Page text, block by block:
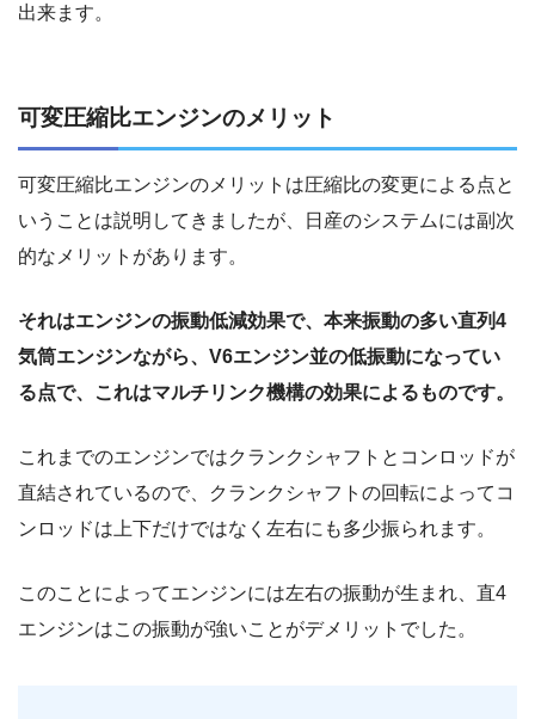
出来ます。
可変圧縮比エンジンのメリット
可変圧縮比エンジンのメリットは圧縮比の変更による点と
いうことは説明してきましたが、日産のシステムには副次
的なメリットがあります。
それはエンジンの振動低減効果で、本来振動の多い直列4
気筒エンジンながら、V6エンジン並の低振動になってい
る点で、これはマルチリンク機構の効果によるものです。
これまでのエンジンではクランクシャフトとコンロッドが
直結されているので、クランクシャフトの回転によってコ
ンロッドは上下だけではなく左右にも多少振られます。
このことによってエンジンには左右の振動が生まれ、直4
エンジンはこの振動が強いことがデメリットでした。